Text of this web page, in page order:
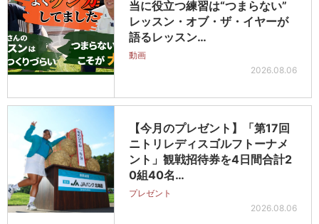
当に役立つ練習は“つまらない”
レッスン・オブ・ザ・イヤーが
語るレッスン…
動画
2026.08.06
【今月のプレゼント】「第17回
ニトリレディスゴルフトーナメ
ント」観戦招待券を4日間合計2
0組40名…
プレゼント
2026.08.06